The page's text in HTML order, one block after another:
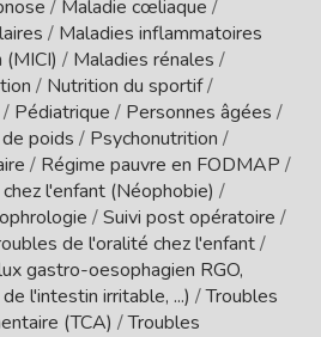
/ Maladie cœliaque /
/ Maladies inflammatoires
/ Maladies rénales /
/ Nutrition du sportif/
/ Pédiatrique / Personnes âgées /
poids / Psychonutrition /
/ Régime pauvre en FODMAP /
l'enfant (Néophobie) /
/Suivi post opératoire /
de l'oralité chez l'enfant/
gastro-oesophagien RGO,
l'intestin irritable, ...) /Troubles
(TCA) /Troubles